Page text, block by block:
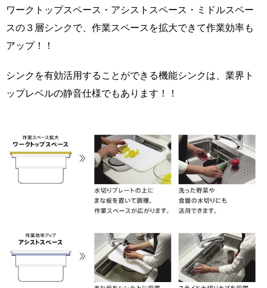
ワークトップスペース・アシストスペース・ミドルスペー
スの３層シンクで、作業スペースを拡大できて作業効率も
アップ！！
シンクを有効活用することができる機能シンクは、業界ト
ップレベルの静音仕様でもあります！！